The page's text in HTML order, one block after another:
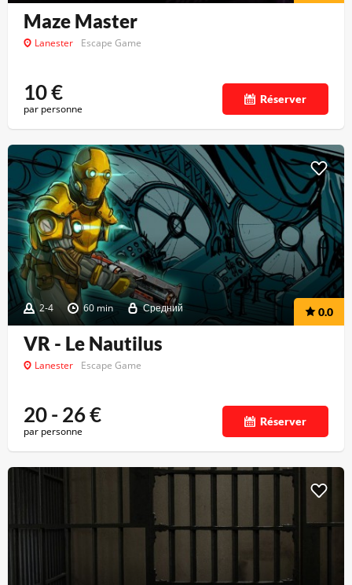
Maze Master
Lanester Escape Game
10€
par personne
Réserver
2-4 60 min Средний 0.0
VR - Le Nautilus
Lanester Escape Game
20 - 26€
par personne
Réserver